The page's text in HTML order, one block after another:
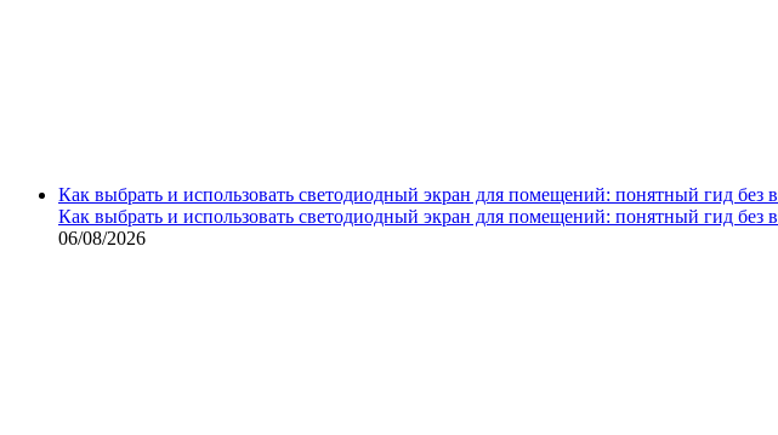
Как выбрать и использовать светодиодный экран для помещений: понятный гид без
Как выбрать и использовать светодиодный экран для помещений: понятный гид без
06/08/2026